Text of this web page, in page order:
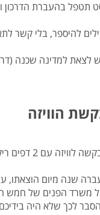
תטפל בהעברת
להיספר, בלי קשר
יש לצאת למדינה
הוויזה
שנה מיום הוצאתו,
משרד הפנים של חמש
לכך שלא היה